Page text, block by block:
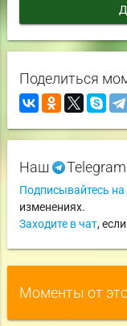
Поделиться
Наш Telegram
Подписывайтесь на
изменениях.
Заходите в чат,
Моменты от